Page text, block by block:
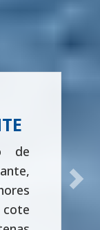
de
Next